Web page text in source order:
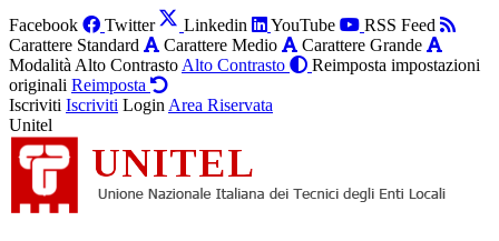
Facebook Twitter Linkedin YouTube
RSS Feed
Carattere Standard
Carattere Medio
Carattere Grande
Modalità Alto Contrasto Alto Contrasto
Reimposta impostazioni
originali Reimposta
Iscriviti Iscriviti Login Area Riservata
Unitel